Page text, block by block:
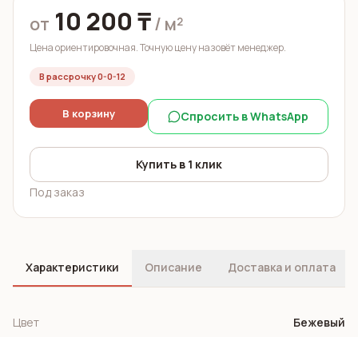
от 10 200 ₸/ м²
Цена ориентировочная. Точную цену назовёт менеджер.
В рассрочку 0-0-12
В корзину Спросить в WhatsApp
Купить в 1 клик
Под заказ
Характеристики Описание Доставка и оплата
Цвет Бежевый